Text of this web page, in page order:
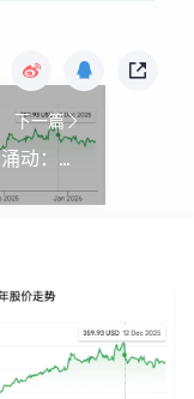
下一篇
英伟达后浪涌动：AI时代的新王者与隐忧